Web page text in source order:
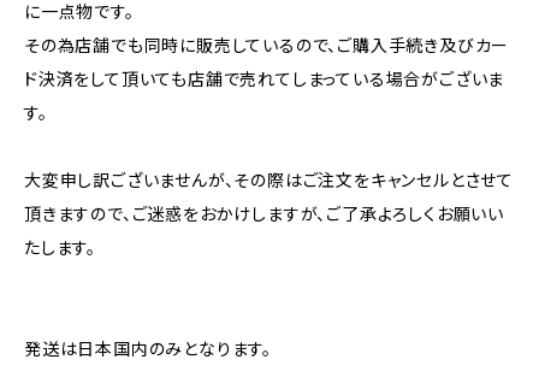
に一点物です。
その為店舗でも同時に販売しているので、ご購入手続き及びカー
ド決済をして頂いても店舗で売れてしまっている場合がございま
す。
大変申し訳ございませんが、その際はご注文をキャンセルとさせて
頂きますので、ご迷惑をおかけしますが、ご了承よろしくお願いい
たします。
発送は日本国内のみとなります。